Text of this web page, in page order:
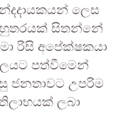
ලෙස
සිතන්නේ
රිසි අපේක්ෂකයා
පත්වීමෙන්
ජනතාවට උපරිම
ලබා